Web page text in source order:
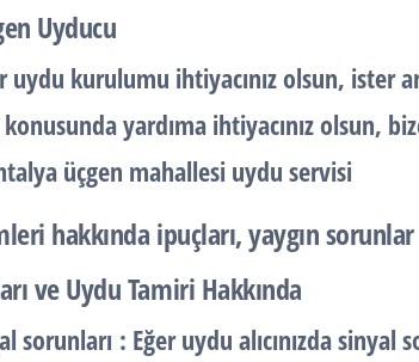
Uyducu
uydu kurulumu ihtiyacınız olsun, ister
yardıma ihtiyacınız olsun,
üçgen mahallesi uydu servisi
hakkında ipuçları, yaygın
ve Uydu Tamiri Hakkında
sorunları : Eğer uydu alıcınızda sinyal